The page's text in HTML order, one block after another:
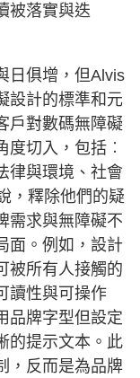
被落實與迭
日俱增，但Alvis
設計的標準和元
戶對數碼無障礙
切入，包括︰
律與環境、社會
，釋除他們的疑
需求與無障礙不
面。例如，設計
被所有人接觸的
讀性與可操作
品牌字型但設定
的提示文本。此
，反而是為品牌